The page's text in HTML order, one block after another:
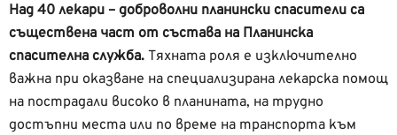
Над 40 лекари – доброволни планински спасители са
съществена част от състава на Планинска
спасителна служба. Тяхната роля е изключително
важна при оказване на специализирана лекарска помощ
на пострадали високо в планината, на трудно
достъпни места или по време на транспорта към